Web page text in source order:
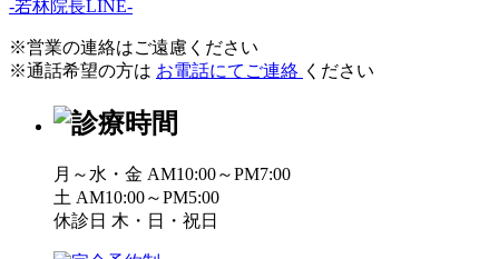
-若林院長LINE-
※営業の連絡はご遠慮ください
※通話希望の方は お電話にてご連絡 ください
月～水・金 AM10:00～PM7:00
土 AM10:00～PM5:00
休診日 木・日・祝日